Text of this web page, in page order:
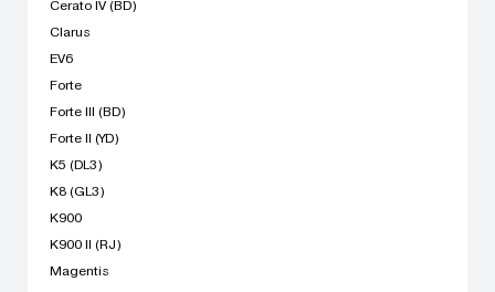
Cerato IV (BD)
Clarus
EV6
Forte
Forte III (BD)
Forte II (YD)
K5 (DL3)
K8 (GL3)
K900
K900 II (RJ)
Magentis